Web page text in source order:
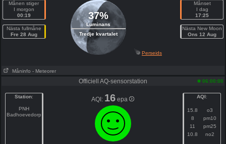
Månen stiger
I morgon
00:19
Nästa fullmåne
Fre 28 Aug
37%
Luminans
Tredje kvartalet
Månset
I dag
17:25
Nästa New Moon
Ons 12 Aug
Perseids
Måninfo - Meteorer
Officiell AQ-sensorstation 06:00:00
Station:
PNH
Badhoevedorp
AQI: 16 epa AQI:
15.8
o3
8
pm10
11
pm25
10.8
no2